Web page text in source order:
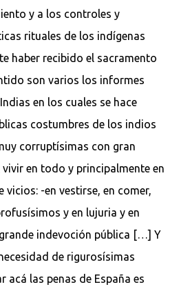
y a los controles y
rituales de los indígenas
haber recibido el sacramento
son varios los informes
en los cuales se hace
costumbres de los indios
corruptísimas con gran
en todo y principalmente en
vicios: -en vestirse, en comer,
y en lujuria y en
indevoción pública […] Y
de rigurosísimas
acá las penas de España es